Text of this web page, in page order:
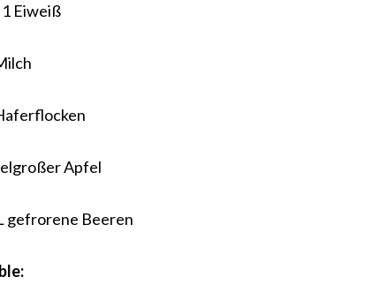
1 Eiweiß
Apfel
gefrorene Beeren